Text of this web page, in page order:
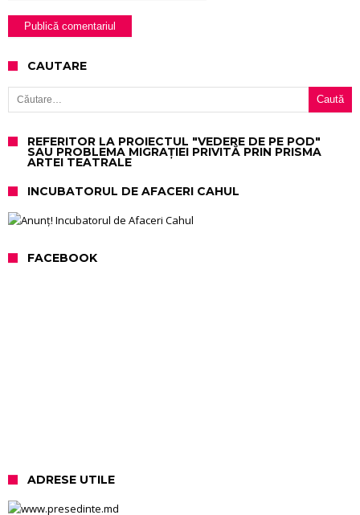
CAUTARE
Caută după:
REFERITOR LA PROIECTUL "VEDERE DE PE POD"
SAU PROBLEMA MIGRAȚIEI PRIVITĂ PRIN PRISMA
ARTEI TEATRALE
INCUBATORUL DE AFACERI CAHUL
FACEBOOK
ADRESE UTILE